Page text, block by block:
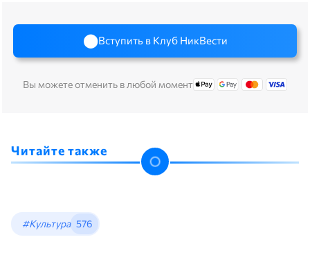
Вступить в Клуб НикВести
Вы можете отменить в любой момент
Читайте также
#Культура 576